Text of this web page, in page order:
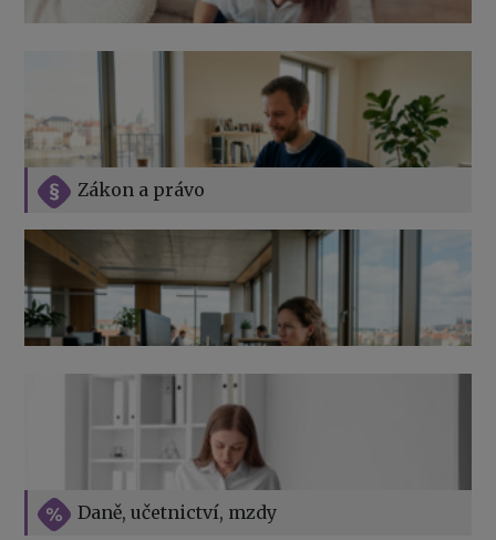
Daně, učetnictví, mzdy
Zákon a právo
Vše o překážkách v práci na straně zaměstnavatele
Jak na podnikání při rodičovské dovolené
Přehledy pro OSSZ a zdravotní pojišťovny – jak na ně
v roce 2026